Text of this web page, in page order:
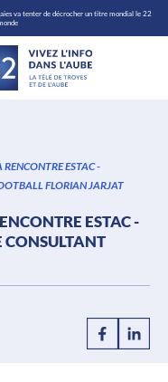
va tenter de décrocher un titre mondial le 22
ESTAC -
FLORIAN JARJAT
ESTAC -
CONSULTANT